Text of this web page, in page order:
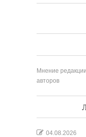
Мнение
авторов
04.08.2026